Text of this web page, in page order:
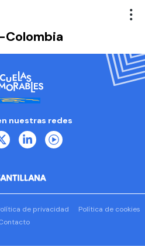
Colombia
nuestras redes
de privacidad
Política de cookies